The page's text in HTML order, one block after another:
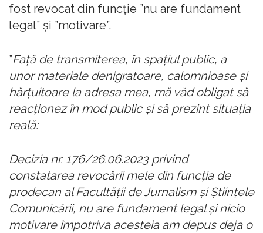
fost revocat din funcție ”nu are fundament
legal” și ”motivare”.
”Faţă de transmiterea, în spaţiul public, a
unor materiale denigratoare, calomnioase şi
hărţuitoare la adresa mea, mă văd obligat să
reacţionez în mod public şi să prezint situaţia
reală:
Decizia nr. 176/26.06.2023 privind
constatarea revocării mele din funcţia de
prodecan al Facultăţii de Jurnalism şi Ştiinţele
Comunicării, nu are fundament legal şi nicio
motivare împotriva acesteia am depus deja o